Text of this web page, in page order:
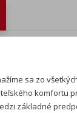
sa zo
komfortu
základné